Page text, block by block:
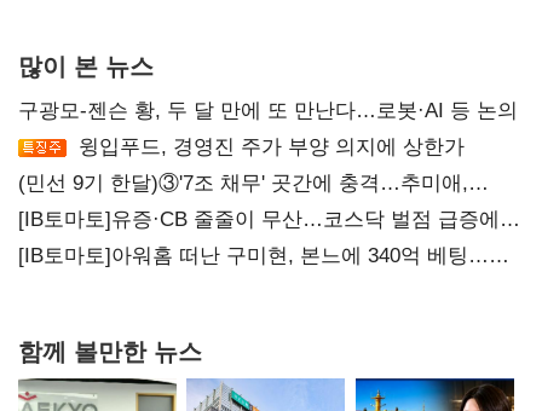
많이 본 뉴스
구광모-젠슨 황, 두 달 만에 또 만난다…로봇·AI 등 논의
윙입푸드, 경영진 주가 부양 의지에 상한가
(민선 9기 한달)③'7조 채무' 곳간에 충격…추미애,
20년만에 '비상재정' 선언 승부수
[IB토마토]유증·CB 줄줄이 무산…코스닥 벌점 급증에
상폐 압박
[IB토마토]아워홈 떠난 구미현, 본느에 340억 베팅…
함께 볼만한 뉴스